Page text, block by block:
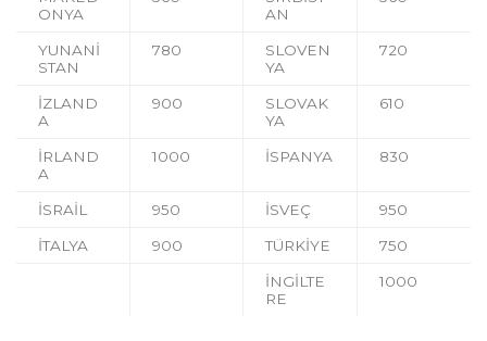
ONYA
AN
YUNANİ
STAN
780
SLOVEN
YA
720
İZLAND
A
900
SLOVAK
YA
610
İRLAND
A
1000 İSPANYA 830
İSRAİL 950 İSVEÇ 950
İTALYA 900 TÜRKİYE 750
İNGİLTE
RE
1000